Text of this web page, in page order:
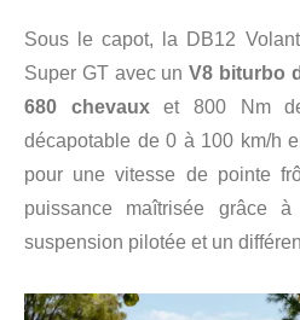
Sous le capot, la DB12
Super GT avec unV8 biturbo
680 chevauxet 800 Nm de
décapotable de 0 à 100 km/h
pour une vitesse de pointe
puissance maîtrisée grâce
suspension pilotée et un